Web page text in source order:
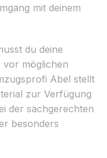
mit deinem
du deine
vor möglichen
Abel stellt
zur Verfügung
der sachgerechten
besonders